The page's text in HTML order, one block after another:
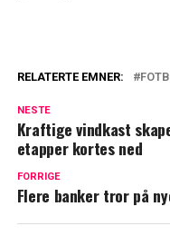
RELATERTE EMNER:
NESTE
Kraftige vindkast
etapper kortes ned
FORRIGE
Flere banker tror på